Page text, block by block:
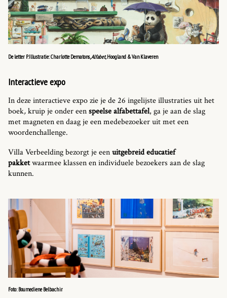
De letter P. Illustratie: Charlotte Dematons,Alfabet,Hoogland & Van Klaveren
Interactieve expo
In deze interactieve expo zie je de 26 ingelijste illustraties uit het
boek,kruip je onder eenspeelse alfabettafel, ga je aan de slag
met magneten en daag je een medebezoeker uit met een
woordenchallenge.
Villa Verbeelding bezorgt je eenuitgebreid educatief
pakketwaarmee klassen en individuele bezoekers aan de slag
kunnen.
Foto: Boumediene Belbachir